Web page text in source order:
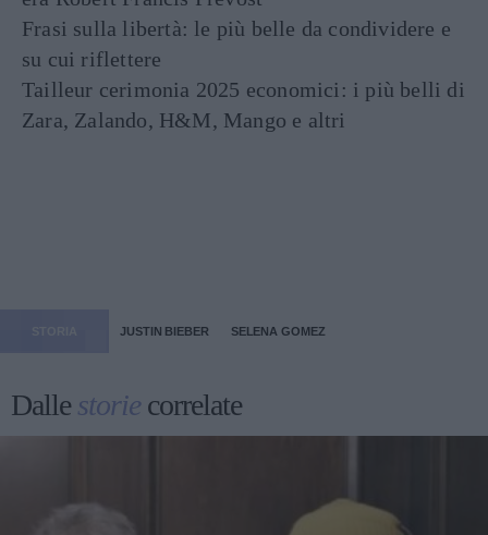
Frasi sulla libertà: le più belle da condividere e
su cui riflettere
Tailleur cerimonia 2025 economici: i più belli di
Zara, Zalando, H&M, Mango e altri
JUSTIN BIEBER SELENA GOMEZ
Dallestorie correlate